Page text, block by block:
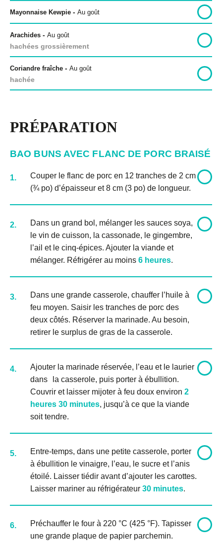
Mayonnaise Kewpie - Au goût
Arachides - Au goût
hachées grossièrement
Coriandre fraîche - Au goût
hachée
PRÉPARATION
BAO BUNS AVEC FLANC DE PORC BRAISÉ
1.
Couper le flanc de porc en 12 tranches de 2 cm
(¾ po) d’épaisseur et 8 cm (3 po) de longueur.
2.
Dans un grand bol, mélanger les sauces soya,
le vin de cuisson, la cassonade, le gingembre,
l’ail et le cinq-épices. Ajouter la viande et
mélanger. Réfrigérer au moins6 heures.
3.
Dans une grande casserole, chauffer l’huile à
feu moyen. Saisir les tranches de porc des
deux côtés. Réserver la marinade. Au besoin,
retirer le surplus de gras de la casserole.
4.
Ajouter la marinade réservée, l’eau et le laurier
dans la casserole, puis porter à ébullition.
Couvrir et laisser mijoter à feu doux environ2
heures 30 minutes, jusqu’à ce que la viande
soit tendre.
5.
Entre-temps, dans une petite casserole, porter
à ébullition le vinaigre, l’eau, le sucre et l’anis
étoilé. Laisser tiédir avant d’ajouter les carottes.
Laisser mariner au réfrigérateur 30 minutes.
6.
Préchauffer le four à 220 °C (425 °F). Tapisser
une grande plaque de papier parchemin.